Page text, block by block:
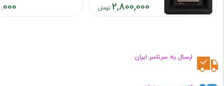
2,800,000 کد محصول
ارسـال به سرتاسر ایران